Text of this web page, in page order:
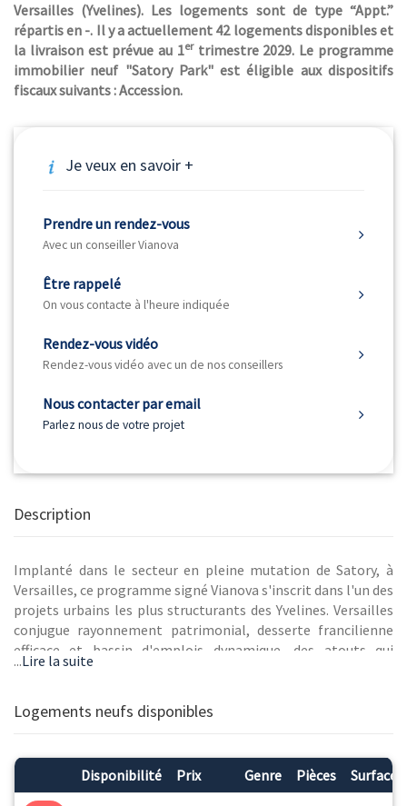
Versailles (Yvelines). Les logements sont de type “Appt.”
répartis en -. Il y a actuellement 42 logements disponibles et
la livraison est prévue au 1ertrimestre 2029. Le programme
immobilier neuf "Satory Park" est éligible aux dispositifs
fiscaux suivants : Accession.
Je veux en savoir +
Prendre un rendez-vous
Avec un conseiller Vianova
Être rappelé
On vous contacte à l'heure indiquée
Rendez-vous vidéo
Rendez-vous vidéo avec un de nos conseillers
Nous contacter par email
Parlez nous de votre projet
Description
Implanté dans le secteur en pleine mutation de Satory, à
Versailles, ce programme signé Vianova s'inscrit dans l'un des
projets urbains les plus structurants des Yvelines. Versailles
conjugue rayonnement patrimonial, desserte francilienne
efficace et bassin d'emplois dynamique, des atouts qui
soutiennent durablement la demande locative et
dispositif Jeanbrun, offrant des leviers de financement
...Lire la suite
Logements neufs disponibles
Disponibilité Prix Genre Pièces Surface